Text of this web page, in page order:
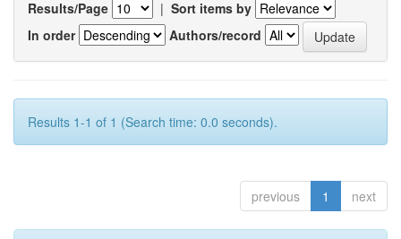
Results/Page | Sort items by
In order
Authors/record
Results 1-1 of 1 (Search time: 0.0 seconds).
previous 1 next